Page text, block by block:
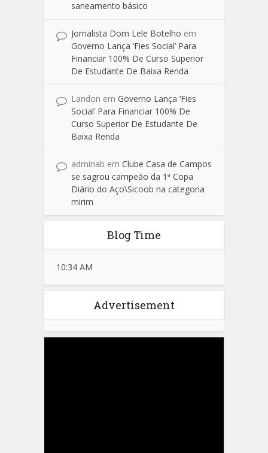
saneamento básico
Jornalista Dom Lele Botelho em
Governo Lança ‘Fies Social’ Para
Financiar 100% De Curso Superior
De Estudante De Baixa Renda
Landon em Governo Lança ‘Fies
Social’ Para Financiar 100% De
Curso Superior De Estudante De
Baixa Renda
adminab em Clube Casa de Campos
se sagrou campeão da 1ª Copa
Diário do Aço\Sicoob na categoria
mirim
Blog Time
10:34 AM
Advertisement